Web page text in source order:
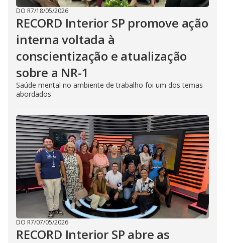
DO R7/18/05/2026
RECORD Interior SP promove ação
interna voltada à
conscientização e atualização
sobre a NR-1
Saúde mental no ambiente de trabalho foi um dos temas
abordados
DO R7/07/05/2026
RECORD Interior SP abre as